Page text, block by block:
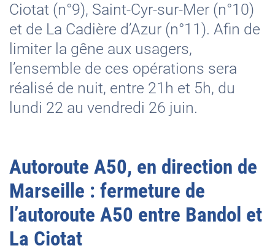
Ciotat (n°9), Saint-Cyr-sur-Mer (n°10)
et de La Cadière d’Azur (n°11). Afin de
limiter la gêne aux usagers,
l’ensemble de ces opérations sera
réalisé de nuit, entre 21h et 5h, du
lundi 22 au vendredi 26 juin.
Autoroute A50, en direction de
Marseille : fermeture de
l’autoroute A50 entre Bandol et
La Ciotat